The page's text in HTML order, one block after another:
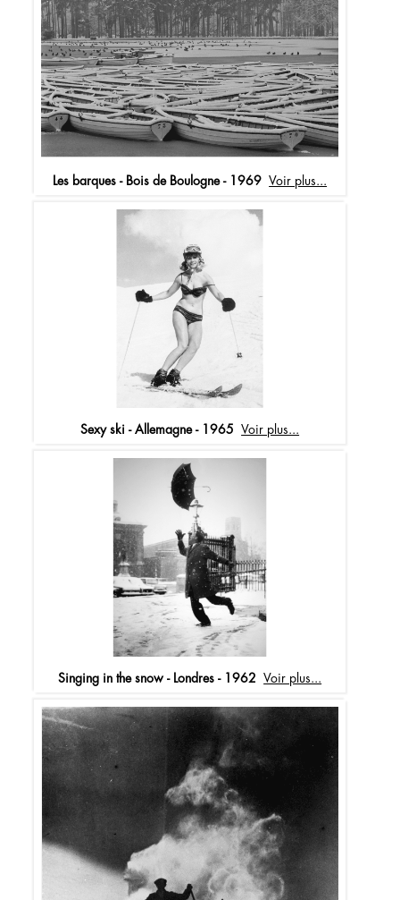
Les barques - Bois de Boulogne - 1969 Voir plus...
Sexy ski - Allemagne - 1965 Voir plus...
Singing in the snow - Londres - 1962 Voir plus...